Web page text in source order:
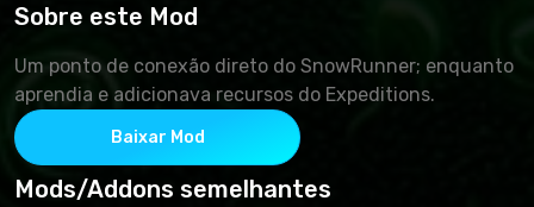
Sobre este Mod
Um ponto de conexão direto do SnowRunner; enquanto
aprendia e adicionava recursos do Expeditions.
Baixar Mod
Mods/Addons semelhantes